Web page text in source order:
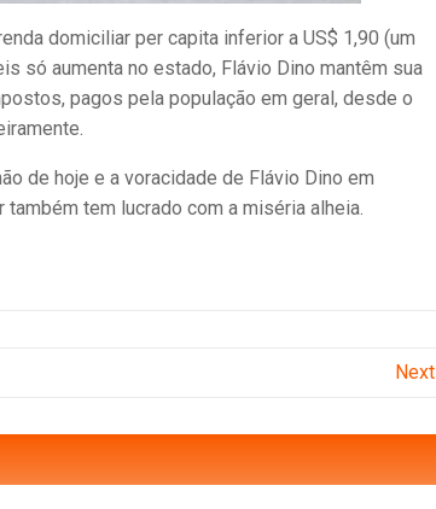
domiciliar per capita inferior a US$ 1,90 (um
só aumenta no estado, Flávio Dino mantêm sua
pagos pela população em geral, desde o
de hoje e a voracidade de Flávio Dino em
tem lucrado com a miséria alheia.
Next